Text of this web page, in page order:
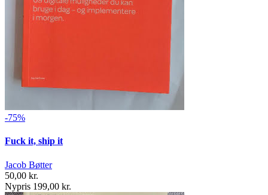
-75%
Fuck it, ship it
Jacob Bøtter
50,00 kr.
Nypris 199,00 kr.